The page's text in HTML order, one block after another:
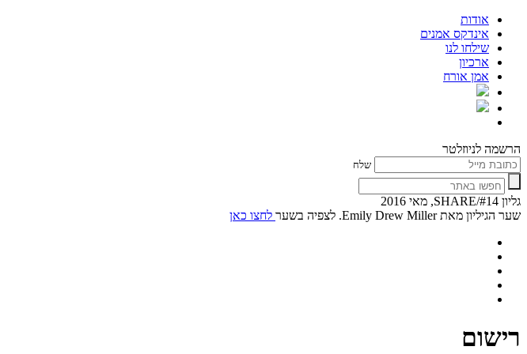
אודות
אינדקס אמנים
שילחו לנו
ארכיון
אמן אורח
הרשמה לניוזלטר
שלח
גליון #14/SHARE, מאי 2016
שער הגיליון מאת Emily Drew Miller. לצפיה בשער
לחצו כאן
רישום